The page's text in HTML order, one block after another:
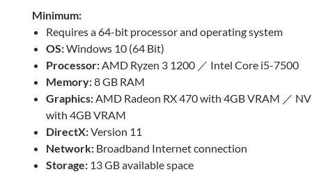
Minimum:
Requires a 64-bit processor and operating system
OS:Windows 10 (64 Bit)
Processor: AMD Ryzen 3 1200 ／ Intel Core i5-7500
Memory:8 GB RAM
Graphics: AMD Radeon RX 470 with 4GB VRAM ／
with 4GB VRAM
DirectX:Version 11
Network: Broadband Internet connection
Storage: 13 GB available space